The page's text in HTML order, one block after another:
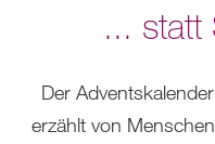
... statt
Der
erzählt von